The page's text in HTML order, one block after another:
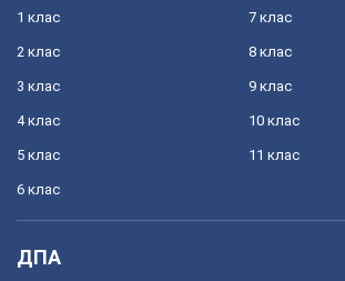
1 клас
2 клас
3 клас
4 клас
5 клас
6 клас
7 клас
8 клас
9 клас
10 клас
11 клас
ДПА